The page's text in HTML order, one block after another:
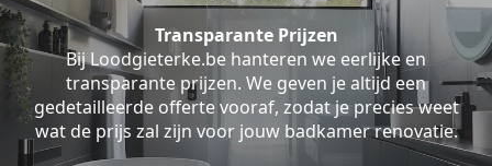
Transparante Prijzen
Bij Loodgieterke.be hanteren we eerlijke en
transparante prijzen. We geven je altijd een
gedetailleerde offerte vooraf, zodat je precies weet
wat de prijs zal zijn voor jouw badkamer renovatie.